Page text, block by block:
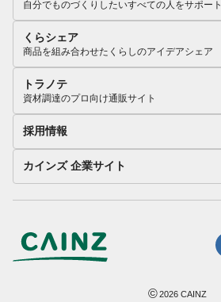
自分でものづくりしたいすべての人をサポート
くらシェア
商品を組み合わせたくらしのアイデアシェア
トラノテ
資材調達のプロ向け通販サイト
採用情報
カインズ 企業サイト
©2026 CAINZ